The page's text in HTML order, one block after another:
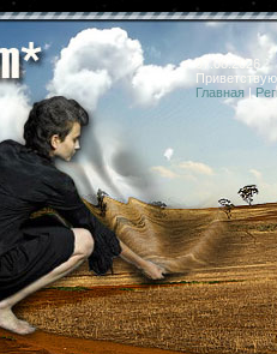
07.08.2026
Главная |